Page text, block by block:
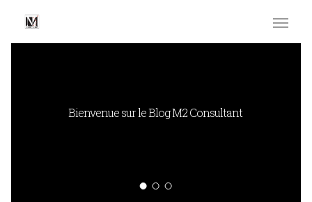
Bienvenue sur le Blog M2 Consultant